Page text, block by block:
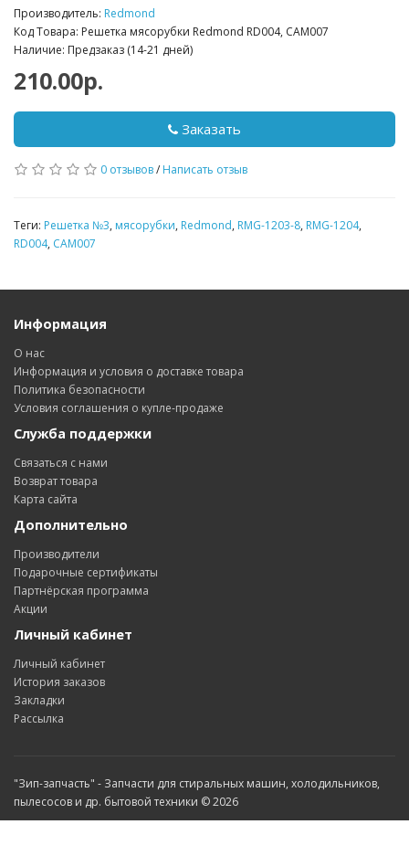
Производитель: Redmond
Код Товара: Решетка мясорубки Redmond RD004, CAM007
Наличие: Предзаказ (14-21 дней)
210.00р.
Заказать
0 отзывов/ Написать отзыв
Теги: Решетка №3, мясорубки, Redmond, RMG-1203-8, RMG-1204,
RD004, CAM007
Информация
О нас
Информация и условия о доставке товара
Политика безопасности
Условия соглашения о купле-продаже
Служба поддержки
Связаться с нами
Возврат товара
Карта сайта
Дополнительно
Производители
Подарочные сертификаты
Партнёрская программа
Акции
Личный кабинет
Личный кабинет
История заказов
Закладки
Рассылка
"Зип-запчасть" - Запчасти для стиральных машин, холодильников,
пылесосов и др. бытовой техники © 2026